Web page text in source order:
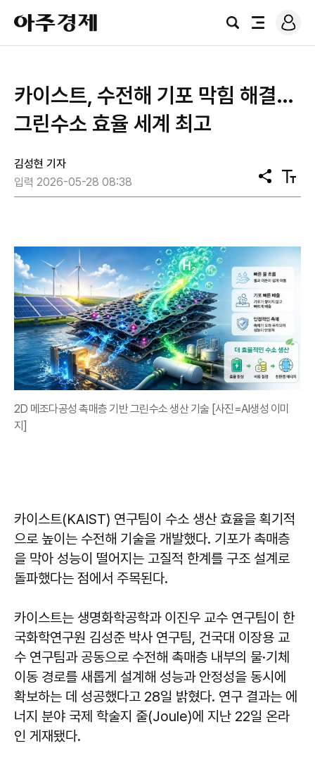
아
주
경
검
전
로
그
카이스트, 수전해 기포 막힘 해결…
그린수소 효율 세계 최고
김성현 기자
입력 2026-05-28 08:38
공
유
텍
스
2D 메조다공성 촉매층 기반 그린수소 생산 기술 [사진=AI생성 이미
지]
카이스트(KAIST) 연구팀이 수소 생산 효율을 획기적
으로 높이는 수전해 기술을 개발했다. 기포가 촉매층
을 막아 성능이 떨어지는 고질적 한계를 구조 설계로
돌파했다는 점에서 주목된다.
카이스트는 생명화학공학과 이진우 교수 연구팀이 한
국화학연구원 김성준 박사 연구팀, 건국대 이장용 교
수 연구팀과 공동으로 수전해 촉매층 내부의 물·기체
이동 경로를 새롭게 설계해 성능과 안정성을 동시에
확보하는 데 성공했다고 28일 밝혔다. 연구 결과는 에
너지 분야 국제 학술지 줄(Joule)에 지난 22일 온라
인 게재됐다.